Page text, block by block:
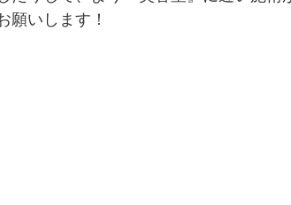
願いします！